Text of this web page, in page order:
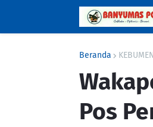
Beranda KEBUMEN
Pos